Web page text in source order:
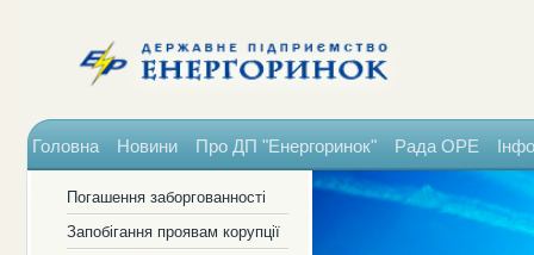
Головна Новини Про ДП "Енергоринок" Рада ОРЕ
Погашення заборгованності
Запобігання проявам корупції